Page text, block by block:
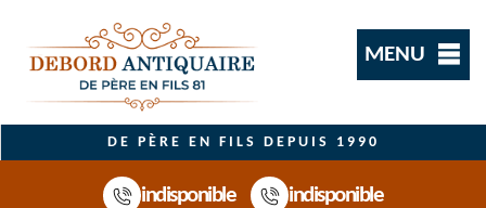
MENU
DE PÈRE EN FILS DEPUIS 1990
indisponible indisponible